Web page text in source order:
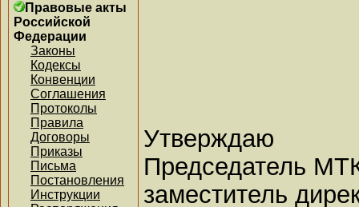
Правовые акты
Российской
Федерации
Законы
Кодексы
Конвенции
Соглашения
Протоколы
Правила
Договоры
Приказы
Письма
Постановления
Инструкции
Утверждаю
Председатель
заместитель